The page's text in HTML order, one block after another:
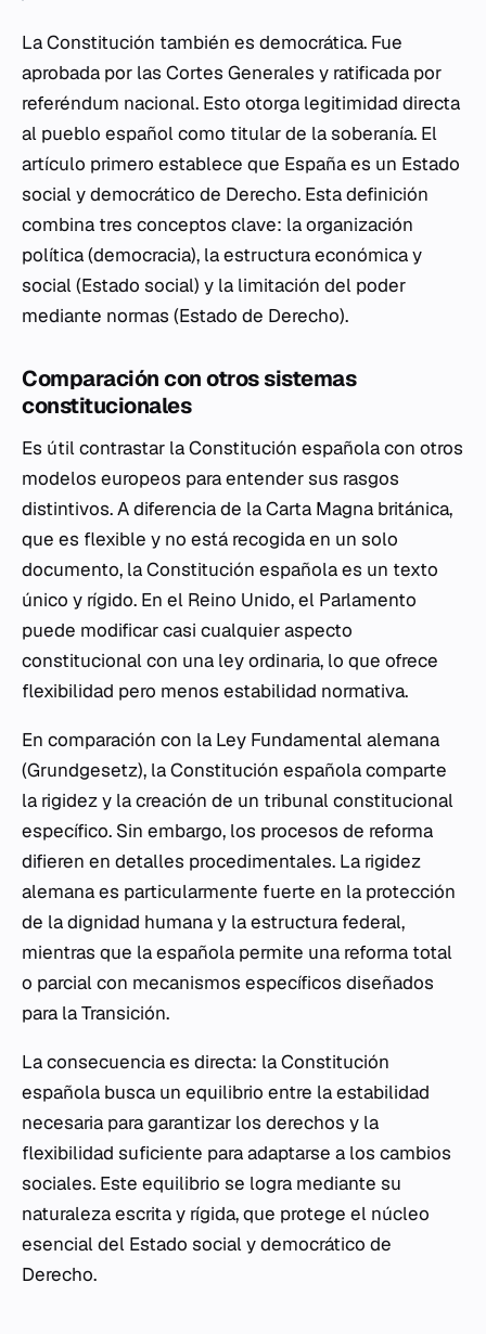
La Constitución también es democrática. Fue
aprobada por las Cortes Generales y ratificada por
referéndum nacional. Esto otorga legitimidad directa
al pueblo español como titular de la soberanía. El
artículo primero establece que España es un Estado
social y democrático de Derecho. Esta definición
combina tres conceptos clave: la organización
política (democracia), la estructura económica y
social (Estado social) y la limitación del poder
mediante normas (Estado de Derecho).
Comparación con otros sistemas
constitucionales
Es útil contrastar la Constitución española con otros
modelos europeos para entender sus rasgos
distintivos. A diferencia de la Carta Magna británica,
que es flexible y no está recogida en un solo
documento, la Constitución española es un texto
único y rígido. En el Reino Unido, el Parlamento
puede modificar casi cualquier aspecto
constitucional con una ley ordinaria, lo que ofrece
flexibilidad pero menos estabilidad normativa.
En comparación con la Ley Fundamental alemana
(Grundgesetz), la Constitución española comparte
la rigidez y la creación de un tribunal constitucional
específico. Sin embargo, los procesos de reforma
difieren en detalles procedimentales. La rigidez
alemana es particularmente fuerte en la protección
de la dignidad humana y la estructura federal,
mientras que la española permite una reforma total
o parcial con mecanismos específicos diseñados
para la Transición.
La consecuencia es directa: la Constitución
española busca un equilibrio entre la estabilidad
necesaria para garantizar los derechos y la
flexibilidad suficiente para adaptarse a los cambios
sociales. Este equilibrio se logra mediante su
naturaleza escrita y rígida, que protege el núcleo
esencial del Estado social y democrático de
Derecho.